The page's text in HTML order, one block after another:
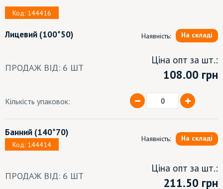
Код: 144416
Лицевий (100*50) Наявність: На складі
ПРОДАЖ ВІД: 6 ШТ
Ціна опт за шт.:
108.00 грн
Кількість упаковок:
Банний (140*70)
Код: 144414
Наявність: На складі
ПРОДАЖ ВІД: 6 ШТ
Ціна опт за шт.:
211.50 грн